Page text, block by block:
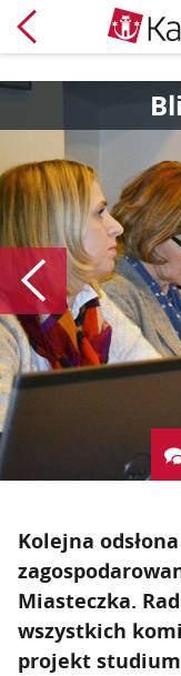
Kolejna
Miasteczka.
wszystkich
projekt